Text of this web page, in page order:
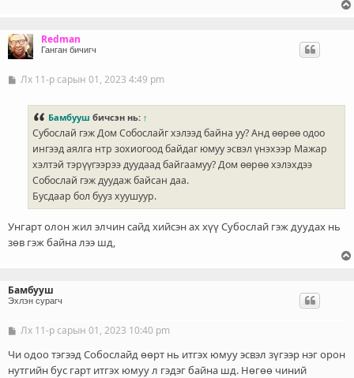
Redman
Ганган бичигч
БЛх 11-р сарын 01, 2023 4:49 pm
Бамбууш бичсэн нь: ↑
Субослай гэж Дом Собослайг хэлээд байна уу? Анд өөрөө одоо
ингээд аялга нтр зохиогоод байдаг юмуу эсвэл үнэхээр Мажар
хэлтэй тэрүүгээрээ дуудаад байгаамуу? Дом өөрөө хэлэхдээ
Собослай гэж дуудаж байсан даа.
Бусдаар бол бууз хуушуур.
Унгарт олон жил элчин сайд хийсэн ах хүү Субослай гэж дуудах нь
зөв гэж байна лээ шд,
Бамбууш
Эхлэн сурагч
Б
ч
Лх 11-р сарын 01, 2023 10:40 pm
Чи одоо тэгээд Собослайд өөрт нь итгэх юмуу эсвэл зүгээр нэг орон
нутгийн бус гарт итгэх юмуу л гэдэг байна шд. Нөгөө чиний